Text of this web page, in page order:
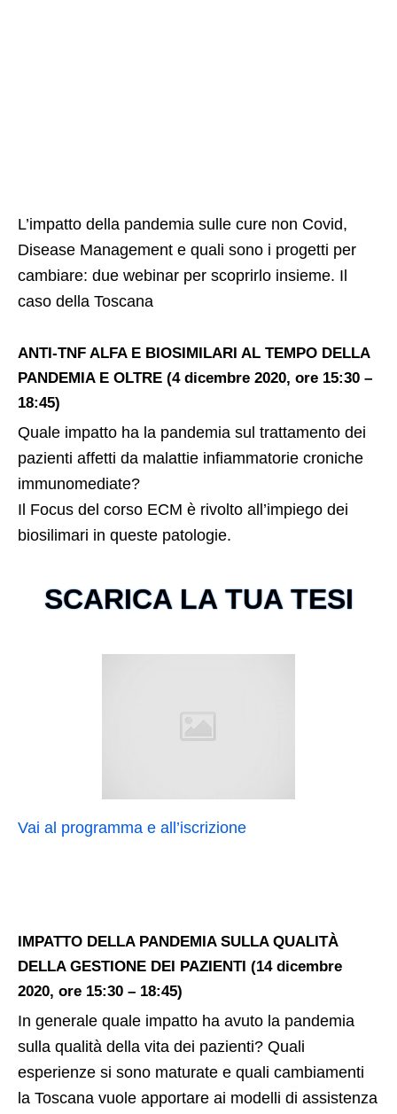
L’impatto della pandemia sulle cure non Covid,
Disease Management e quali sono i progetti per
cambiare: due webinar per scoprirlo insieme. Il
caso della Toscana
ANTI-TNF ALFA E BIOSIMILARI AL TEMPO DELLA
PANDEMIA E OLTRE (4 dicembre 2020, ore 15:30 –
18:45)
Quale impatto ha la pandemia sul trattamento dei
pazienti affetti da malattie infiammatorie croniche
immunomediate?
Il Focus del corso ECM è rivolto all’impiego dei
biosilimari in queste patologie.
SCARICA LA TUA TESI
Vai al programma e all’iscrizione
IMPATTO DELLA PANDEMIA SULLA QUALITÀ
DELLA GESTIONE DEI PAZIENTI (14 dicembre
2020, ore 15:30 – 18:45)
In generale quale impatto ha avuto la pandemia
sulla qualità della vita dei pazienti? Quali
esperienze si sono maturate e quali cambiamenti
la Toscana vuole apportare ai modelli di assistenza